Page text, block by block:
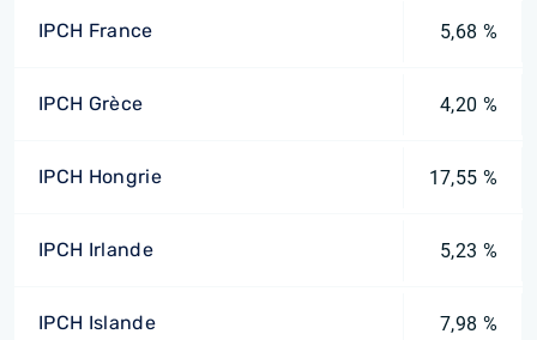
IPCH France 5,68 %
IPCH Grèce 4,20 %
IPCH Hongrie 17,55 %
IPCH Irlande 5,23 %
IPCH Islande 7,98 %